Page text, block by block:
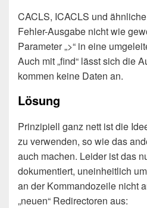
CACLS, ICACLS und
Fehler-Ausgabe nicht wie
Parameter „>“ in eine
Auch mit „find“ lässt sich die
kommen keine Daten an.
Lösung
Prinzipiell ganz nett ist die
zu verwenden, so wie das
auch machen. Leider ist das
dokumentiert, uneinheitlich
an der Kommandozeile nicht
„neuen“ Redirectoren aus: